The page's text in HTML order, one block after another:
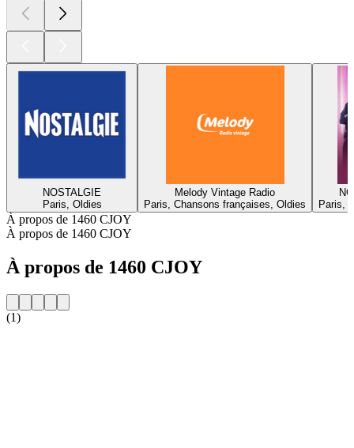
NOSTALGIE
Paris, Oldies
Melody Vintage Radio
Paris, Chansons françaises, Oldies
Paris,
À propos de 1460 CJOY
À propos de 1460 CJOY
À propos de 1460 CJOY
(1)